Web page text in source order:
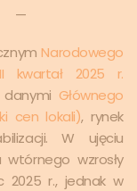
—
Narodowego
kwartał 2025 r.
Głównego
cen lokali), rynek
W ujęciu
wzrosły
2025 r., jednak w